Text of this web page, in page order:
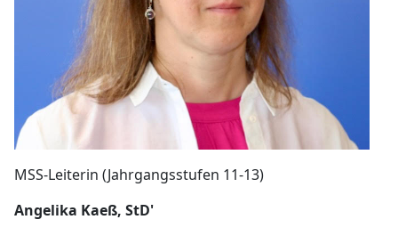
MSS-Leiterin (Jahrgangsstufen 11-13)
Angelika Kaeß, StD'